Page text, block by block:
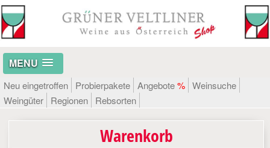
MENU
Neu eingetroffen Probierpakete Angebote% Weinsuche
Weingüter
Regionen Rebsorten
Warenkorb